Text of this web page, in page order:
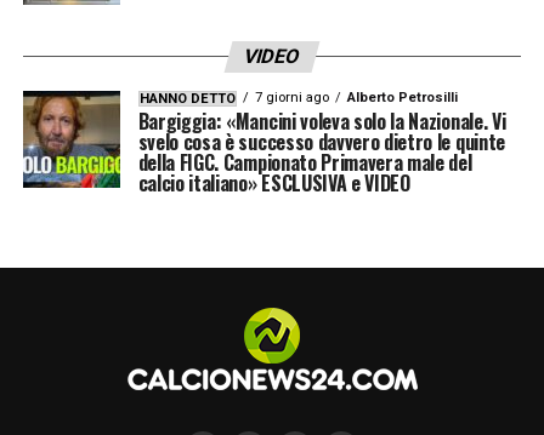
VIDEO
HANNO DETTO 7 giorni ago Alberto Petrosilli
Bargiggia: «Mancini voleva solo la Nazionale. Vi
svelo cosa è successo davvero dietro le quinte
della FIGC. Campionato Primavera male del
calcio italiano» ESCLUSIVA e VIDEO